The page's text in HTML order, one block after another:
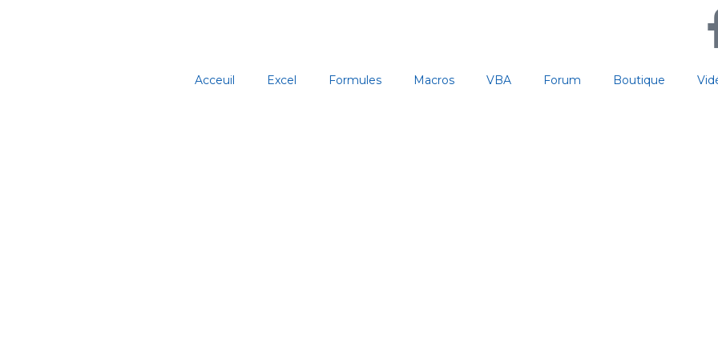
Acceuil Excel Formules Macros VBA Forum Boutique